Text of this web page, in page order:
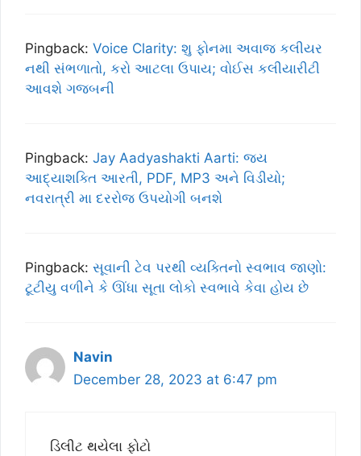
Pingback: Voice Clarity: શુ ફોનમા અવાજ કલીયર
નથી સંભળાતો, કરો આટલા ઉપાય; વોઈસ કલીયારીટી
આવશે ગજબની
Pingback: Jay Aadyashakti Aarti: જય
આદ્યાશક્તિ આરતી, PDF, MP3 અને વિડીયો;
નવરાત્રી મા દરરોજ ઉપયોગી બનશે
Pingback: સૂવાની ટેવ પરથી વ્યક્તિનો સ્વભાવ જાણો:
ટૂટીયુ વળીને કે ઊંધા સૂતા લોકો સ્વભાવે કેવા હોય છે
Navin
December 28, 2023 at 6:47 pm
ડિલીટ થયેલા ફોટો